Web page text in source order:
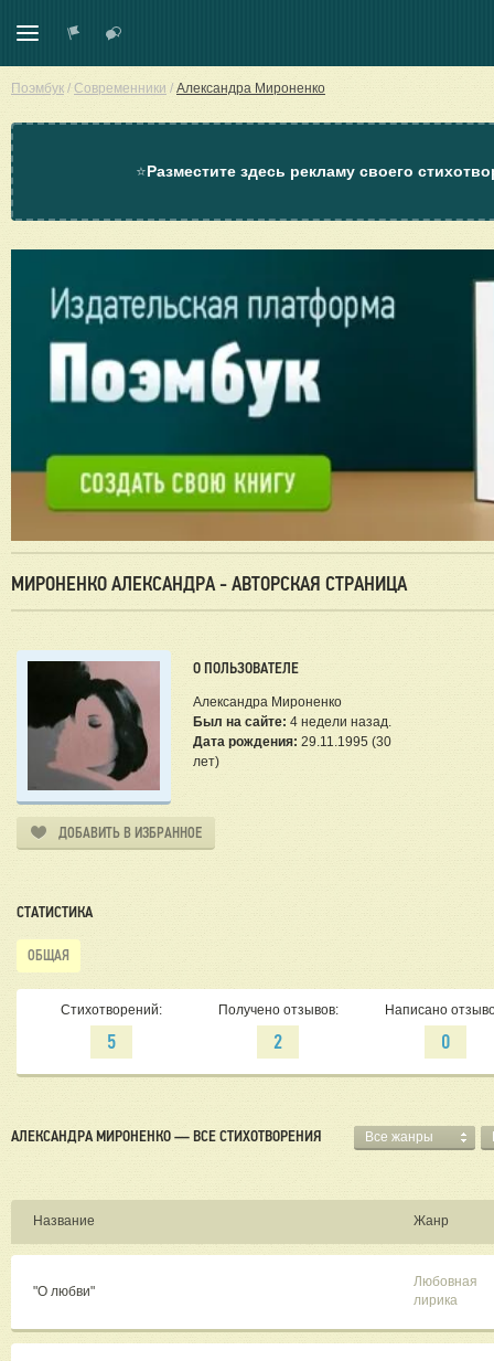
Поэмбук / Современники / Александра Мироненко
⭐Разместите здесь рекламу своего
МИРОНЕНКО АЛЕКСАНДРА - АВТОРСКАЯ СТРАНИЦА
О ПОЛЬЗОВАТЕЛЕ
Александра Мироненко
Был на сайте: 4 недели назад.
Дата рождения: 29.11.1995 (30
лет)
ДОБАВИТЬ В ИЗБРАННОЕ
СТАТИСТИКА
ОБЩАЯ
Стихотворений:
5
Получено отзывов:
2
Написано
0
АЛЕКСАНДРА МИРОНЕНКО — ВСЕ СТИХОТВОРЕНИЯ Все жанры
Название Жанр
"О любви"
Любовная
лирика